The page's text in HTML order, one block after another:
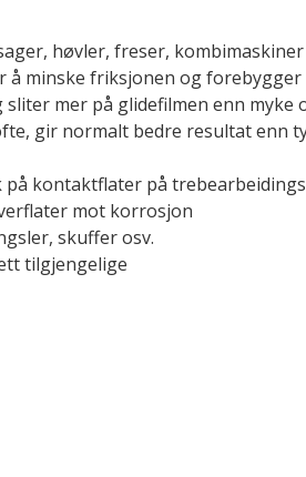
høvler, freser,
minske friksjonen og
mer på glidefilmen enn
gir normalt bedre resultat enn
kontaktflater på
mot korrosjon
skuffer osv.
tilgjengelige